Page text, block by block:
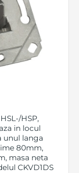
HSP,
in locul
unul langa
80mm,
masa neta
CKVD1DS